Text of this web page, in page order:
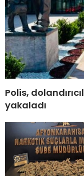
Polis,
yakaladı